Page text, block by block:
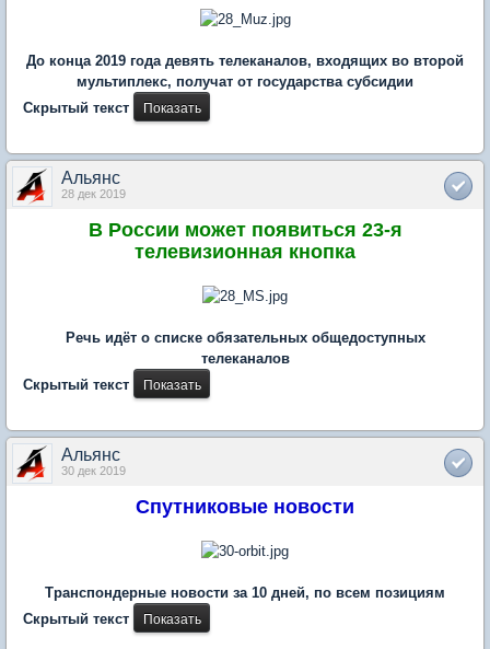
До конца 2019 года девять телеканалов, входящих во второй
мультиплекс, получат от государства субсидии
Скрытый текст
Альянс
28 дек 2019
В России может появиться 23-я
телевизионная кнопка
Речь идёт о списке обязательных общедоступных
телеканалов
Скрытый текст
Альянс
30 дек 2019
Спутниковые новости
Транспондерные новости за 10 дней, по всем позициям
Скрытый текст